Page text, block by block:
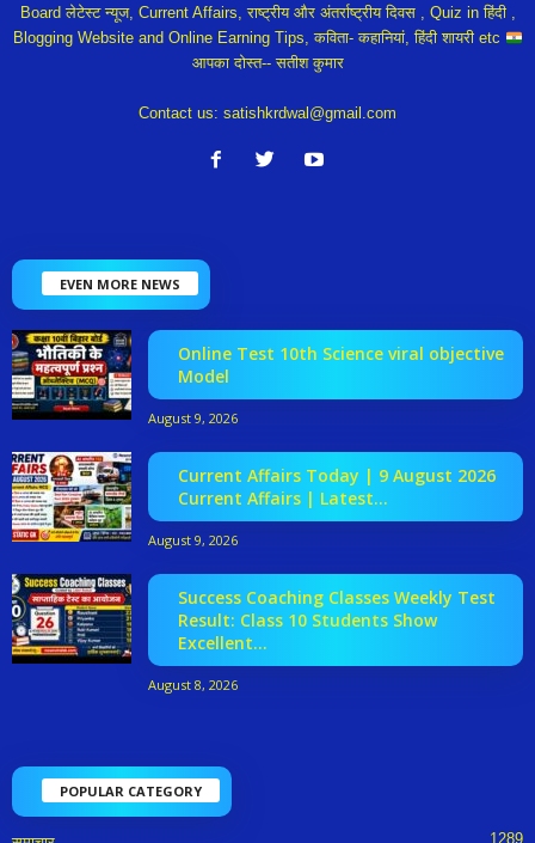
Board लेटेस्ट न्यूज, Current Affairs, राष्ट्रीय और अंतर्राष्ट्रीय दिवस , Quiz in हिंदी ,
Blogging Website and Online Earning Tips, कविता- कहानियां, हिंदी शायरी etc
आपका दोस्त-- सतीश कुमार
Contact us: satishkrdwal@gmail.com
EVEN MORE NEWS
Online Test 10th Science viral objective
Model
August 9, 2026
Current Affairs Today | 9 August 2026
Current Affairs | Latest...
August 9, 2026
Success Coaching Classes Weekly Test
Result: Class 10 Students Show
Excellent...
August 8, 2026
POPULAR CATEGORY
1289